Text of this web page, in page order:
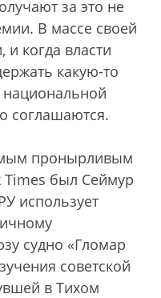
за это не
В массе своей
когда власти
какую-то
соглашаются.
пронырливым
Times был Сеймур
использует
судно «Гломар
советской
в Тихом